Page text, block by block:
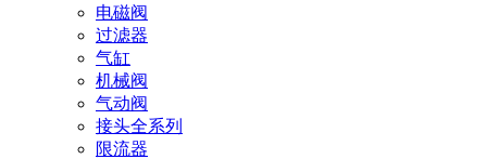
电磁阀
过滤器
气缸
机械阀
气动阀
接头全系列
限流器